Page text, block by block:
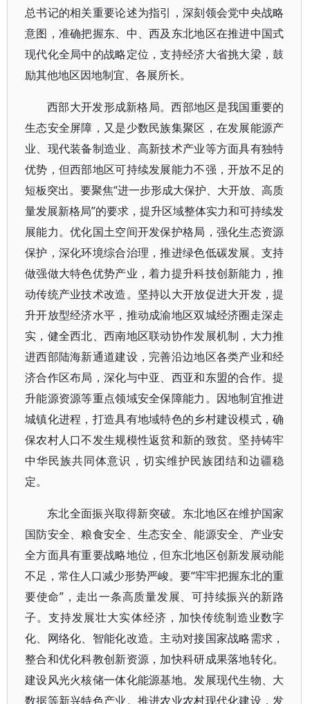
总书记的相关重要论述为指引，深刻领会党中央战略
意图，准确把握东、中、西及东北地区在推进中国式
现代化全局中的战略定位，支持经济大省挑大梁，鼓
励其他地区因地制宜、各展所长。
西部大开发形成新格局。西部地区是我国重要的
生态安全屏障，又是少数民族集聚区，在发展能源产
业、现代装备制造业、高新技术产业等方面具有独特
优势，但西部地区可持续发展能力不强，开放不足的
短板突出。要聚焦“进一步形成大保护、大开放、高质
量发展新格局”的要求，提升区域整体实力和可持续发
展能力。优化国土空间开发保护格局，强化生态资源
保护，深化环境综合治理，推进绿色低碳发展。支持
做强做大特色优势产业，着力提升科技创新能力，推
动传统产业技术改造。坚持以大开放促进大开发，提
升开放型经济水平，推动成渝地区双城经济圈走深走
实，健全西北、西南地区联动协作发展机制，大力推
进西部陆海新通道建设，完善沿边地区各类产业和经
济合作区布局，深化与中亚、西亚和东盟的合作。提
升能源资源等重点领域安全保障能力。因地制宜推进
城镇化进程，打造具有地域特色的乡村建设模式，确
保农村人口不发生规模性返贫和新的致贫。坚持铸牢
中华民族共同体意识，切实维护民族团结和边疆稳
定。
东北全面振兴取得新突破。东北地区在维护国家
国防安全、粮食安全、生态安全、能源安全、产业安
全方面具有重要战略地位，但东北地区创新发展动能
不足，常住人口减少形势严峻。要“牢牢把握东北的重
要使命”，走出一条高质量发展、可持续振兴的新路
子。支持发展壮大实体经济，加快传统制造业数字
化、网络化、智能化改造。主动对接国家战略需求，
整合和优化科教创新资源，加快科研成果落地转化。
建设风光火核储一体化能源基地。发展现代生物、大
数据等新兴特色产业。推进农业农村现代化建设，发